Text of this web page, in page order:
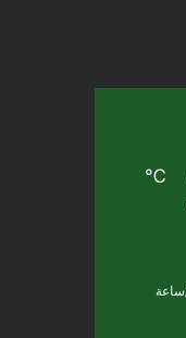
℃